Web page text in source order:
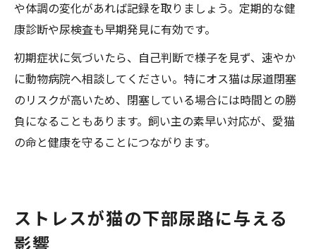
や体調の変化があれば記録を取りましょう。定期的な健
康診断や尿検査も早期発見に有効です。
初期症状に気づいたら、自己判断で様子を見ず、速やか
に動物病院へ相談してください。特にオス猫は尿道閉塞
のリスクが高いため、閉塞している場合には時間との勝
負になることもあります。飼い主の素早い対応が、愛猫
の命と健康を守ることにつながります。
ストレスが猫の下部尿路に与える
影響